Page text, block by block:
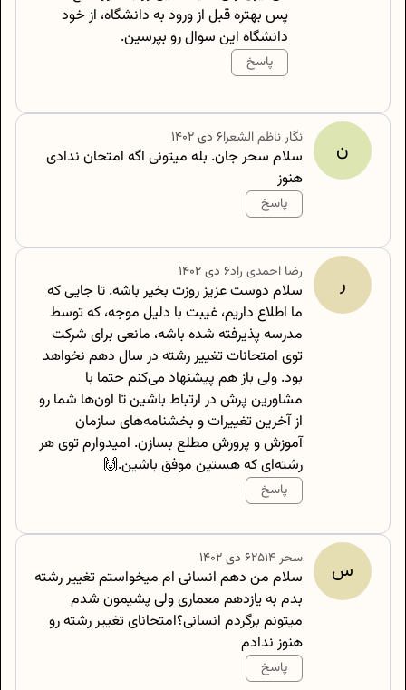
پس بهتره قبل از ورود به دانشگاه، از خود
دانشگاه این سوال رو بپرسین.
پاسخ
ن نگارناظم الشعرا۶ دی ۱۴۰۲
سلام سحر جان. بله میتونی اگه امتحان ندادی
هنوز
پاسخ
ر رضا احمدی راد۶ دی ۱۴۰۲
سلام دوست عزیز روزت بخیر باشه. تا جایی که
ما اطلاع داریم، غیبت با دلیل موجه، که توسط
مدرسه پذیرفته شده باشه، مانعی برای شرکت
توی امتحانات تغییر رشته در سال دهم نخواهد
بود. ولی باز هم پیشنهاد می‌کنم حتما با
مشاورین پرش در ارتباط باشین تا اون‌ها شما رو
از آخرین تغییرات و بخشنامه‌های سازمان
آموزش و پرورش مطلع بسازن. امیدوارم توی هر
رشته‌ای که هستین موفق باشین.🙌
پاسخ
س سحر2514۶ دی ۱۴۰۲
سلام من دهم انسانی ام میخواستم تغییر رشته
بدم به یازدهم معماری ولی پشیمون شدم
میتونم برگردم انسانی؟امتحانای تغییر رشته رو
هنوز ندادم
پاسخ